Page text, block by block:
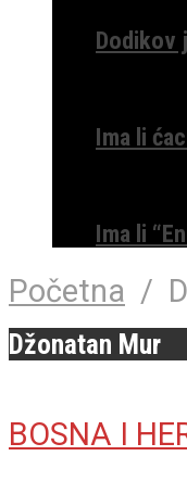
Dodikov
Ima li
Ima li
Početna /
Džonatan Mur
BOSNA I